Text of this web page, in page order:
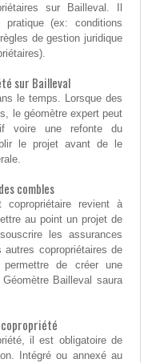
sur Bailleval. Il
(ex: conditions
de gestion juridique
sur Bailleval
le temps. Lorsque des
le géomètre expert peut
voire une refonte du
le projet avant de le
combles
revient à
au point un projet de
les assurances
copropriétaires de
de créer une
Bailleval saura
il est obligatoire de
Intégré ou annexé au